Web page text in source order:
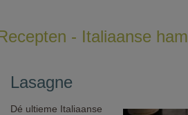
- Italiaanse ham
Lasagne
Dé ultieme Italiaanse